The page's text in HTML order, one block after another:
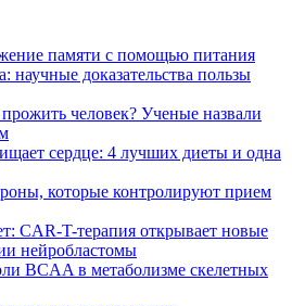
памяти с помощью питания
научные доказательства пользы
человек? Ученые назвали
сердце: 4 лучших диеты и одна
которые контролируют прием
CAR-T-терапия открывает новые
нейробластомы
BCAA в метаболизме скелетных